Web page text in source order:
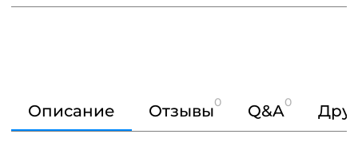
Описание Отзывы0 Q&A0